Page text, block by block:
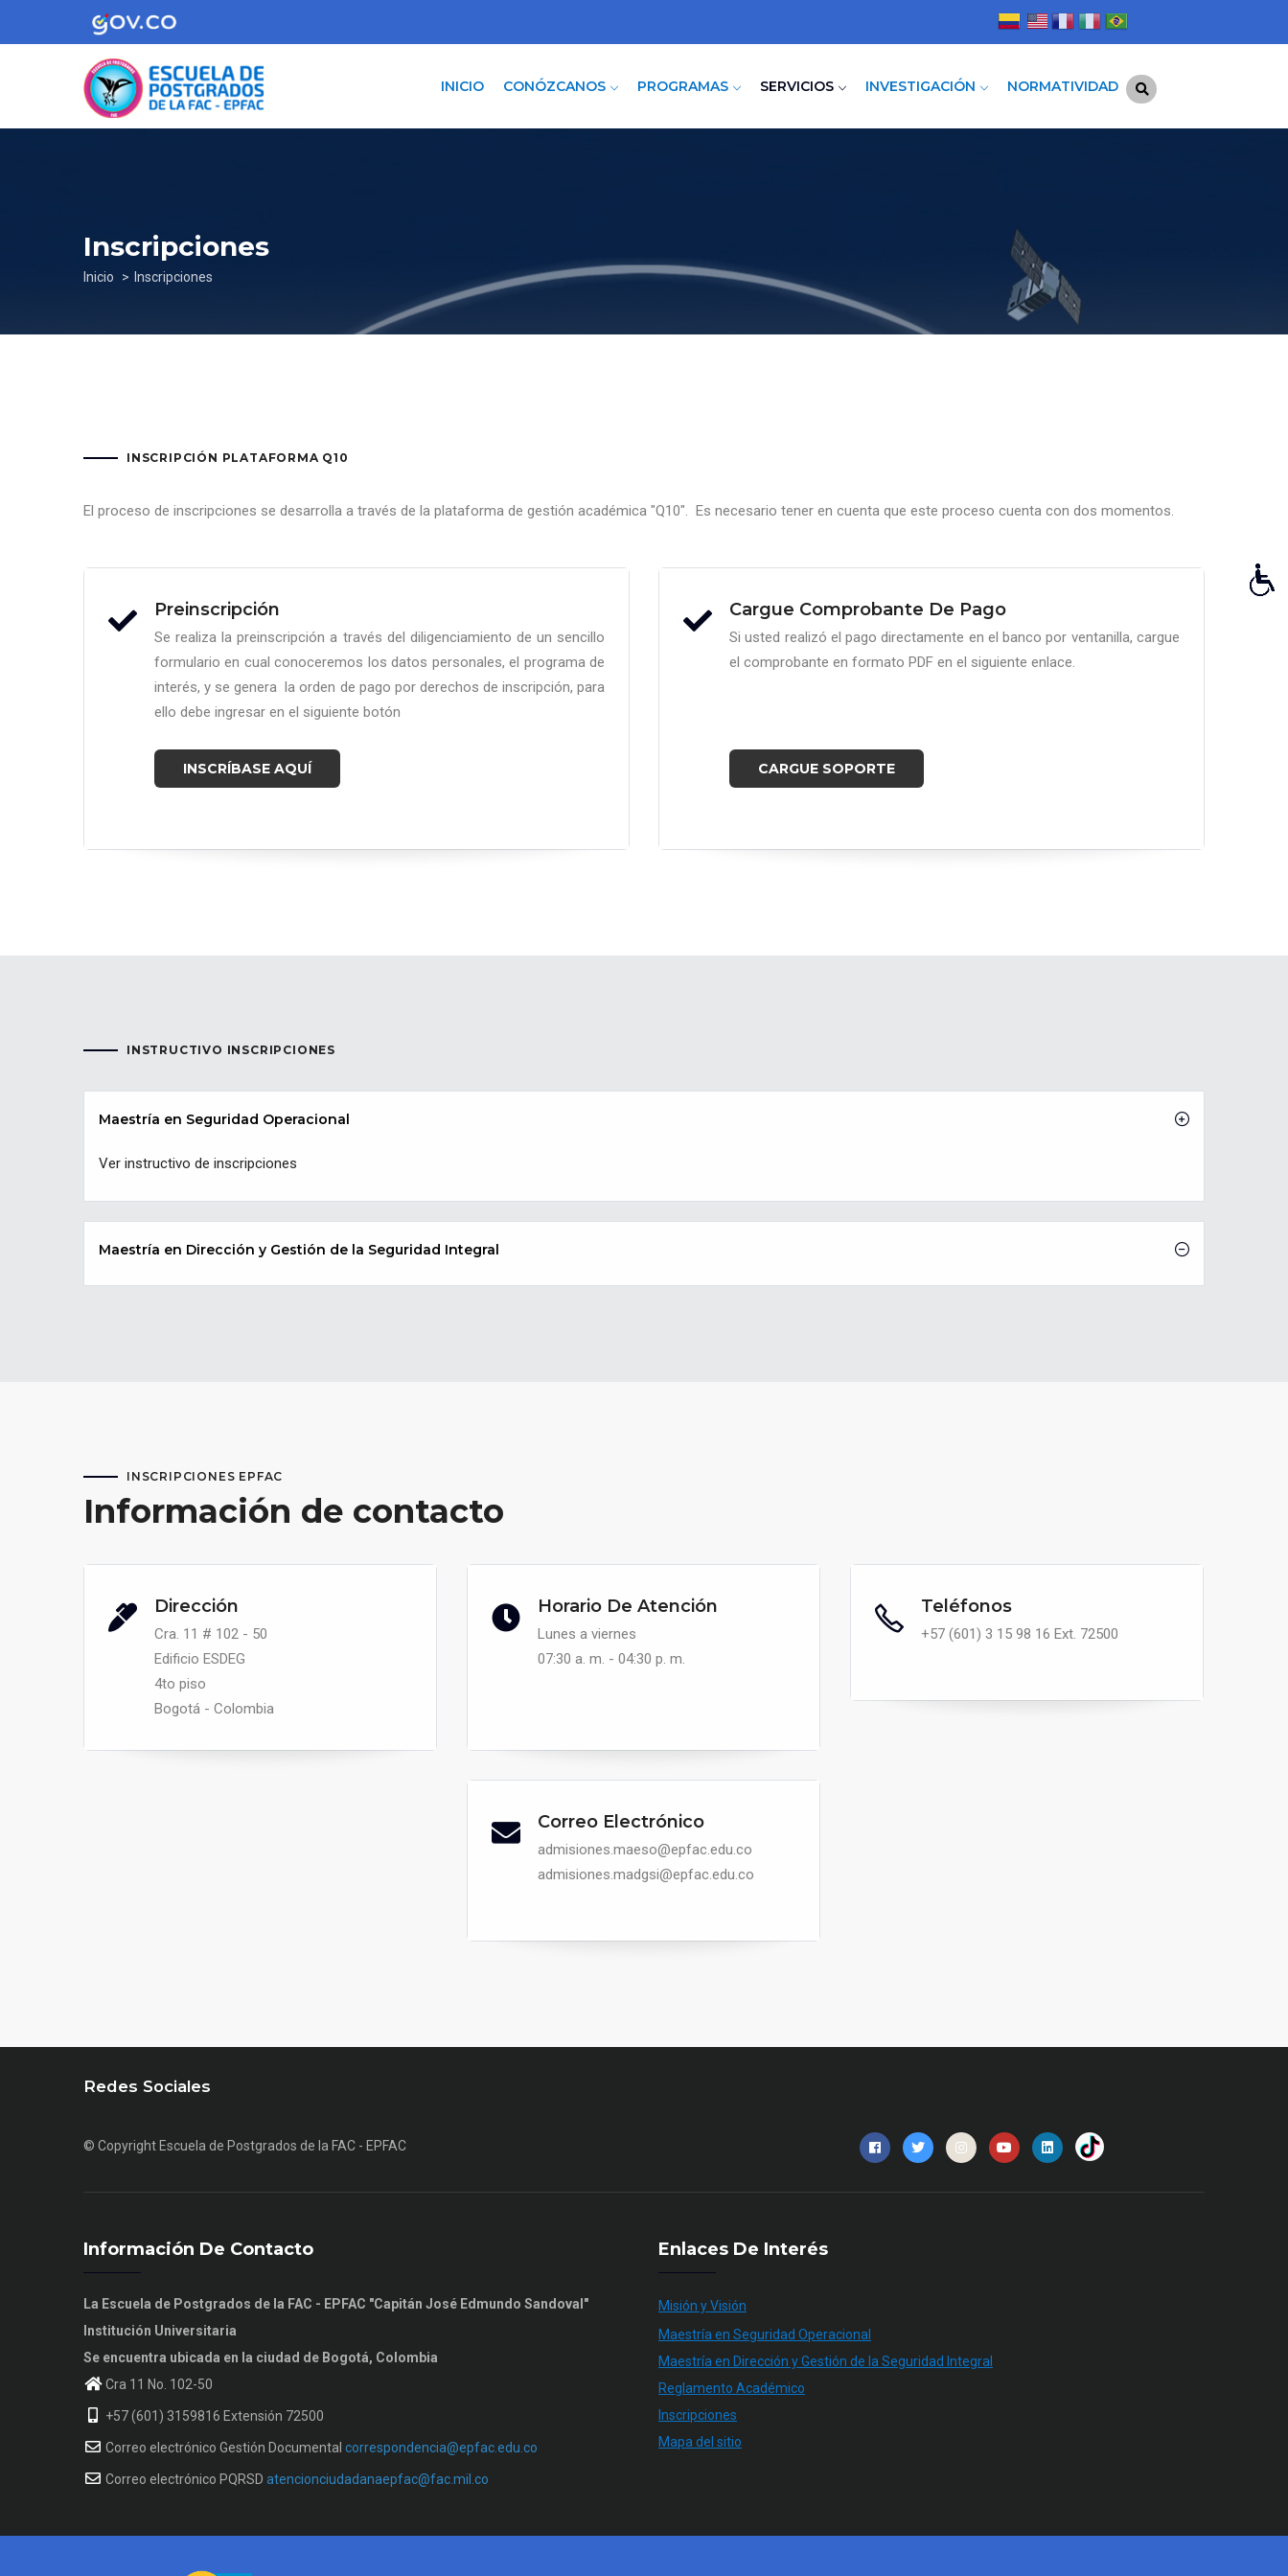
INICIO CONÓZCANOS PROGRAMAS SERVICIOS INVESTIGACIÓN NORMATIVIDAD
Inscripciones
Sobrescribir
de
navegación
Inicio Inscripciones
INSCRIPCIÓN PLATAFORMA Q10
El proceso de inscripciones se desarrolla a través de la plataforma de gestión académica "Q10". Es necesario tener en cuenta que este proceso cuenta con dos momentos.
Preinscripción
Se realiza la preinscripción a través del diligenciamiento de un sencillo
formulario en cual conoceremos los datos personales, el programa de
interés, y se genera la orden de pago por derechos de inscripción, para
ello debe ingresar en el siguiente botón
INSCRÍBASE AQUÍ
Cargue Comprobante De Pago
Si usted realizó el pago directamente en el banco por ventanilla, cargue
el comprobante en formato PDF en el siguiente enlace.
CARGUE SOPORTE
INSTRUCTIVO INSCRIPCIONES
Maestría en Seguridad Operacional
Ver instructivo de inscripciones
Maestría en Dirección y Gestión de la Seguridad Integral
INSCRIPCIONES EPFAC
Información de contacto
Dirección
Cra. 11 # 102 - 50
Edificio ESDEG
4to piso
Bogotá - Colombia
Horario De Atención
Lunes a viernes
07:30 a. m. - 04:30 p. m.
Teléfonos
+57 (601) 3 15 98 16 Ext. 72500
Correo Electrónico
admisiones.maeso@epfac.edu.co
admisiones.madgsi@epfac.edu.co
Redes Sociales
© Copyright Escuela de Postgrados de la FAC - EPFAC
Información De Contacto
La Escuela de Postgrados de la FAC - EPFAC "Capitán José Edmundo Sandoval"
Institución Universitaria
Se encuentra ubicada en la ciudad de Bogotá, Colombia
Cra 11 No. 102-50
+57 (601) 3159816 Extensión 72500
Correo electrónico Gestión Documental correspondencia@epfac.edu.co
Correo electrónico PQRSD atencionciudadanaepfac@fac.mil.co
Enlaces De Interés
Misión y Visión
Maestría en Seguridad Operacional
Maestría en Dirección y Gestión de la Seguridad Integral
Reglamento Académico
Inscripciones
Mapa del sitio